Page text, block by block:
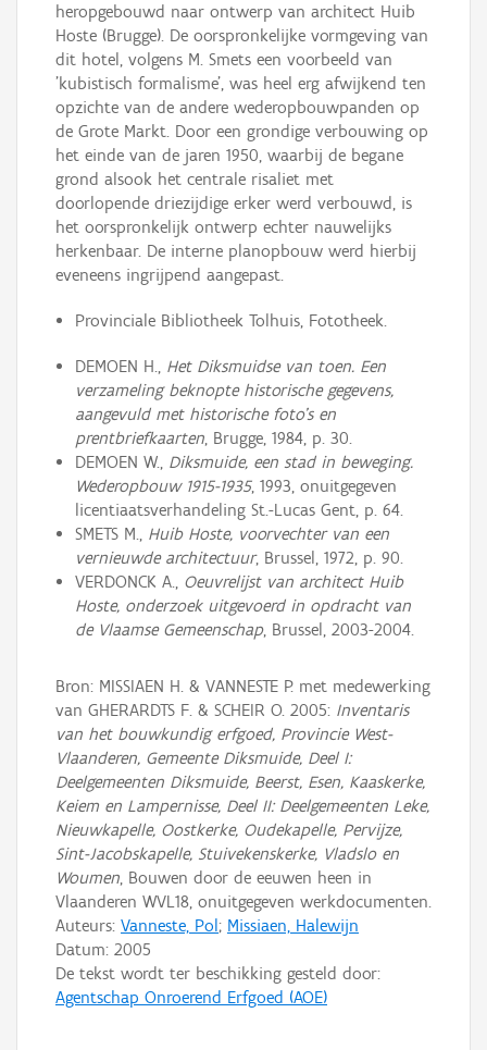
heropgebouwd naar ontwerp van architect Huib
Hoste (Brugge). De oorspronkelijke vormgeving van
dit hotel, volgens M. Smets een voorbeeld van
'kubistisch formalisme', was heel erg afwijkend ten
opzichte van de andere wederopbouwpanden op
de Grote Markt. Door een grondige verbouwing op
het einde van de jaren 1950, waarbij de begane
grond alsook het centrale risaliet met
doorlopende driezijdige erker werd verbouwd, is
het oorspronkelijk ontwerp echter nauwelijks
herkenbaar. De interne planopbouw werd hierbij
eveneens ingrijpend aangepast.
Provinciale Bibliotheek Tolhuis, Fototheek.
DEMOEN H., Het Diksmuidse van toen. Een
verzameling beknopte historische gegevens,
aangevuld met historische foto's en
prentbriefkaarten, Brugge, 1984, p. 30.
DEMOEN W., Diksmuide, een stad in beweging.
Wederopbouw 1915-1935, 1993, onuitgegeven
licentiaatsverhandeling St.-Lucas Gent, p. 64.
SMETS M., Huib Hoste, voorvechter van een
vernieuwde architectuur, Brussel, 1972, p. 90.
VERDONCK A., Oeuvrelijst van architect Huib
Hoste, onderzoek uitgevoerd in opdracht van
de Vlaamse Gemeenschap, Brussel, 2003-2004.
Bron: MISSIAEN H. & VANNESTE P. met medewerking
van GHERARDTS F. & SCHEIR O. 2005: Inventaris
van het bouwkundig erfgoed, Provincie West-
Vlaanderen, Gemeente Diksmuide, Deel I:
Deelgemeenten Diksmuide, Beerst, Esen, Kaaskerke,
Keiem en Lampernisse, Deel II: Deelgemeenten Leke,
Nieuwkapelle, Oostkerke, Oudekapelle, Pervijze,
Sint-Jacobskapelle, Stuivekenskerke, Vladslo en
Woumen, Bouwen door de eeuwen heen in
Vlaanderen WVL18, onuitgegeven werkdocumenten.
Auteurs: Vanneste, Pol; Missiaen, Halewijn
Datum: 2005
De tekst wordt ter beschikking gesteld door:
Agentschap Onroerend Erfgoed (AOE)